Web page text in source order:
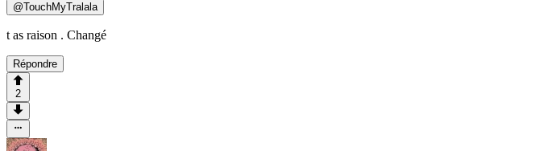
@TouchMyTralala
t as raison . Changé
Répondre
2